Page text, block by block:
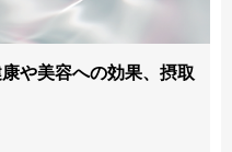
や美容への効果、摂取